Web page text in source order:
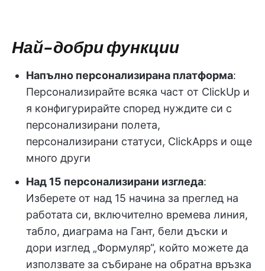
Най-добри функции
Напълно персонализирана платформа:
Персонализирайте всяка част от ClickUp и
я конфигурирайте според нуждите си с
персонализирани полета,
персонализирани статуси, ClickApps и още
много други
Над 15 персонализирани изгледа:
Изберете от над 15 начина за преглед на
работата си, включително времева линия,
табло, диаграма на Гант, бели дъски и
дори изглед „Формуляр“, който можете да
използвате за събиране на обратна връзка